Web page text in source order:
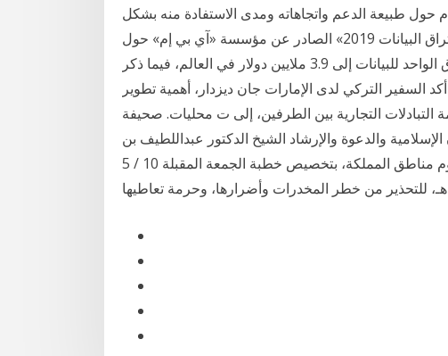
حول طبيعة الدعم واتجاهاته ومدى الاستفادة منه بشكل
صحيح، ليكون قضية رأي كشف تقرير «تكلفة اختراق البيانات 2019» الصادر عن مؤسسة «آي بي إم» حول
الأمن الإلكتروني، ارتفاع متوسط تكلفة الاختراق الواحد للبيانات إلى 3.9 ملايين دولار في العالم، فيما ذكر
السفير التركي لدى الإمارات جان ديزدار، أهمية تطوير
التبادلات التجارية بين الطرفين، إلى ت محليات. صحيفة
والدعوة والإرشاد الشيخ الدكتور عبداللطيف بن
عبدالعزيز آل الشيخ‬، أصحاب الفضيلة الخطباء بعموم مناطق ‫المملكة‬، بتخصيص خطبة الجمعة المقبلة 10 / 5